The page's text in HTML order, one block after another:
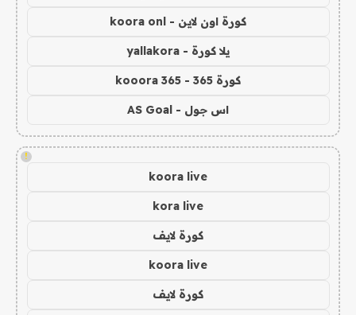
كورة اون لاين - koora onl
يلا كورة - yallakora
كورة 365 - kooora 365
اس جول - AS Goal
!
koora live
kora live
كورة لايف
koora live
كورة لايف